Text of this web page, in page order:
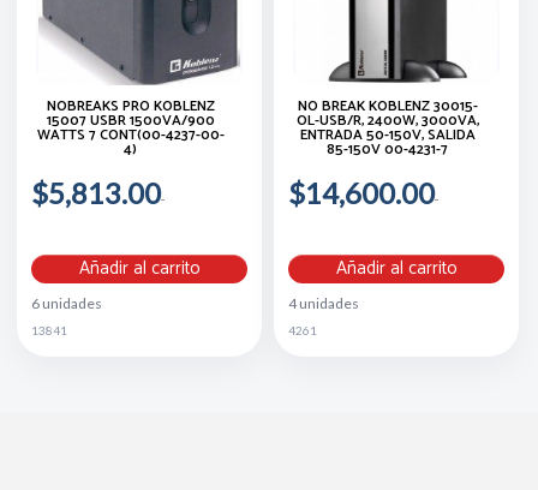
NOBREAKS PRO KOBLENZ
15007 USBR 1500VA/900
WATTS 7 CONT(00-4237-00-
4)
$5,813.00
Añadir al carrito
6 unidades
13841
NO BREAK KOBLENZ 30015-
OL-USB/R, 2400W, 3000VA,
ENTRADA 50-150V, SALIDA
85-150V 00-4231-7
$14,600.00
Añadir al carrito
4 unidades
4261